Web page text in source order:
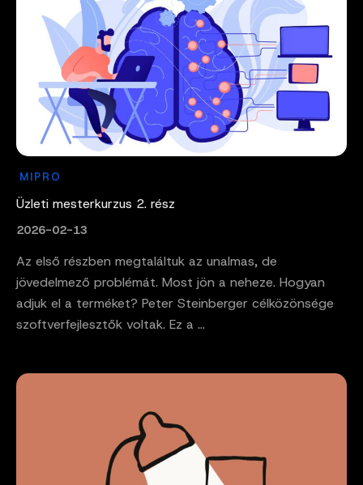
MIPRO
Üzleti mesterkurzus 2. rész
2026-02-13
Az első részben megtaláltuk az unalmas, de
jövedelmező problémát. Most jön a neheze. Hogyan
adjuk el a terméket? Peter Steinberger célközönsége
szoftverfejlesztők voltak. Ez a ...